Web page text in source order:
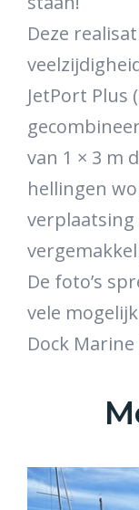
Deze
JetPort Plus
van 1 × 3 m
hellingen
De foto’s
vele
Dock